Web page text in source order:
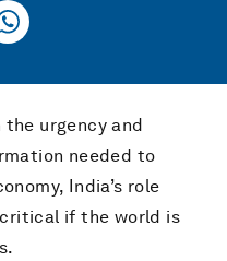
the urgency and
needed to
India’s role
if the world is